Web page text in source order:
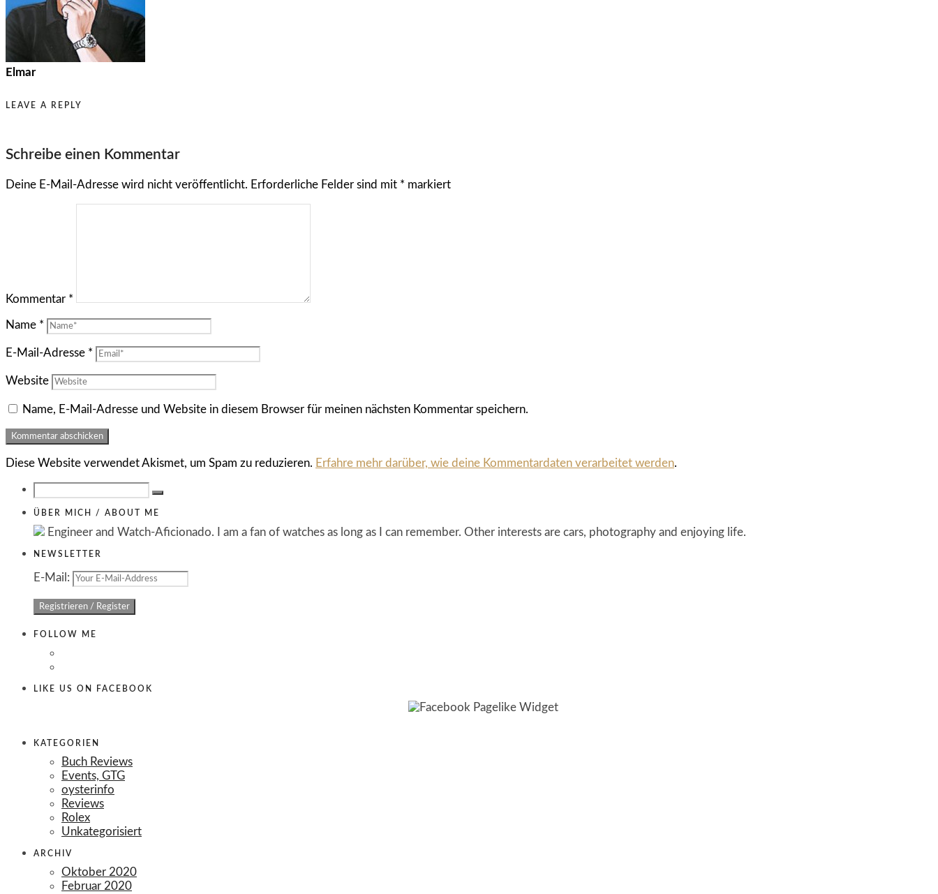
Elmar
LEAVE A REPLY
Schreibe einen Kommentar
Deine E-Mail-Adresse wird nicht veröffentlicht. Erforderliche Felder sind mit * markiert
Kommentar *
Name *
E-Mail-Adresse *
Website
Name, E-Mail-Adresse und Website in diesem Browser für meinen nächsten Kommentar speichern.
Diese Website verwendet Akismet, um Spam zu reduzieren. Erfahre mehr darüber, wie deine Kommentardaten verarbeitet werden.
ÜBER MICH / ABOUT ME
Engineer and Watch-Aficionado. I am a fan of watches as long as I can remember. Other interests are cars, photography and enjoying life.
NEWSLETTER
E-Mail:
FOLLOW ME
LIKE US ON FACEBOOK
KATEGORIEN
Buch Reviews
Events, GTG
oysterinfo
Reviews
Rolex
Unkategorisiert
ARCHIV
Oktober 2020
Februar 2020